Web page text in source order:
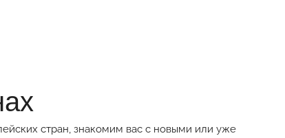
стран, знакомим вас с новыми или уже